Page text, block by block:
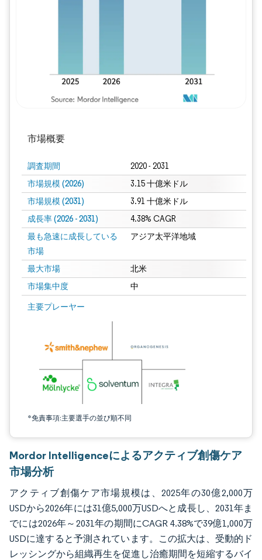
市場概要
調査期間 2020 - 2031
市場規模 (2026) 3.15 十億米ドル
市場規模 (2031) 3.91 十億米ドル
成長率 (2026 - 2031) 4.38% CAGR
最も急速に成長している
市場
アジア太平洋地域
最大市場 北米
市場集中度 中
主要プレーヤー
*免責事項:主要選手の並び順不同
画像 © Mordor Intelligence。再利用にはCC BY 4.0の表示が必要です。
Mordor Intelligenceによるアクティブ創傷ケア
市場分析
アクティブ創傷ケア市場規模は、2025年の30億2,000万
USDから2026年には31億5,000万USDへと成長し、2031年ま
でには2026年～2031年の期間にCAGR 4.38%で39億1,000万
USDに達すると予測されています。この拡大は、受動的ド
レッシングから組織再生を促進し治癒期間を短縮するバイ